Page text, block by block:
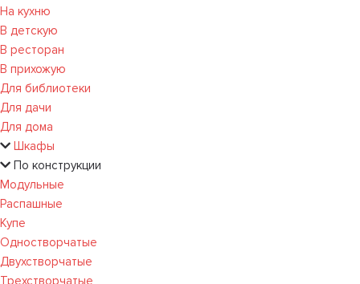
На кухню
В детскую
В ресторан
В прихожую
Для библиотеки
Для дачи
Для дома
Шкафы
По конструкции
Модульные
Распашные
Купе
Одностворчатые
Двухстворчатые
Трехстворчатые